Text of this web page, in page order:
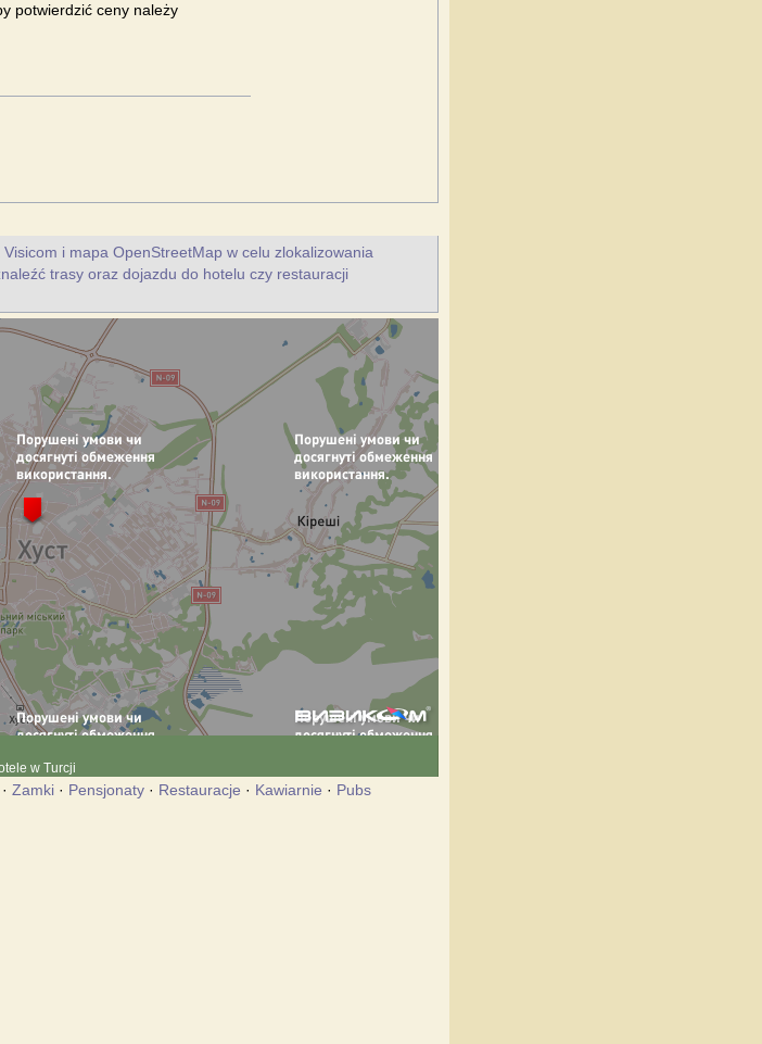
potwierdzić ceny należy
i mapa OpenStreetMap w celu zlokalizowania
trasy oraz dojazdu do hotelu czy restauracji
w Turcji
· Zamki · Pensjonaty · Restauracje · Kawiarnie · Pubs